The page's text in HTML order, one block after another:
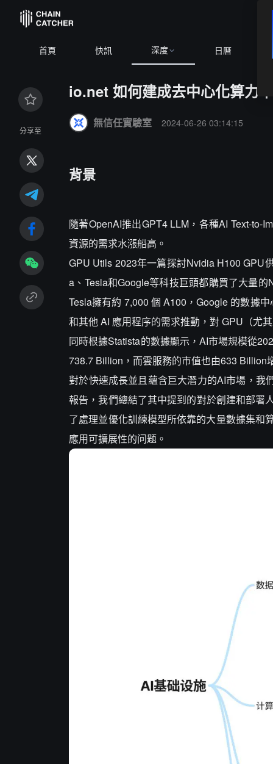
首頁 快訊 深度 日曆
-0.42% ETH -0.22% BNB
分享至
io.net 如何建成去中心化算力
無信任實驗室 2024-06-26 03:14:15
背景
隨著OpenAI推出GPT4 LLM，各種AI Text-to-
資源的需求水漲船高。
GPU Utils 2023年一篇探討Nvidia H100 GPU
a、Tesla和Google等科技巨頭都購買了大量
Tesla擁有約 7,000 個 A100，Google 的數據
和其他 AI 應用程序的需求推動，對 GPU（尤
同時根據Statista的數據顯示，AI市場規模從
738.7 Billion，而雲服務的市值也由633 Billion
對於快速成長並且蘊含巨大潛力的AI市場，我
報告，我們總結了其中提到的對於創建和部署
了處理並優化訓練模型所依靠的大量數據集和
應用可擴展性的问题。